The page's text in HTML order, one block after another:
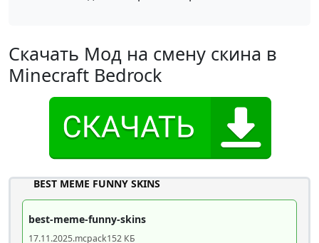
Скачать Мод на смену скина в
Minecraft Bedrock
BEST MEME FUNNY SKINS
best-meme-funny-skins
17.11.2025.mcpack152 КБ